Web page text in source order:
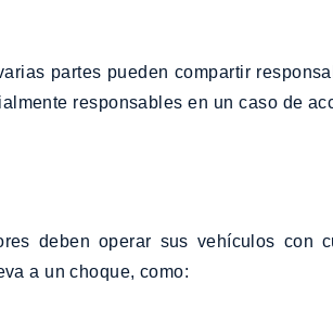
partes pueden compartir
responsables en un caso de
deben operar sus vehículos con
a un choque, como: